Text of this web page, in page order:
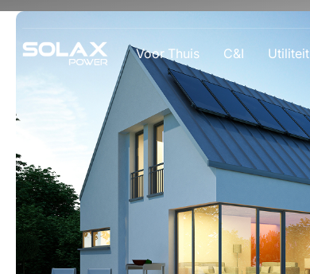
Voor Thuis C&I Utiliteit